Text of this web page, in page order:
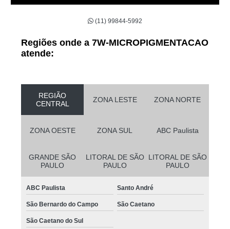
(11) 99844-5992
Regiões onde a 7W-MICROPIGMENTACAO
atende:
REGIÃO
CENTRAL
ZONA LESTE ZONA NORTE
ZONA OESTE ZONA SUL ABC Paulista
GRANDE SÃO
PAULO
LITORAL DE SÃO
PAULO
LITORAL DE SÃO
PAULO
ABC Paulista Santo André
São Bernardo do Campo São Caetano
São Caetano do Sul